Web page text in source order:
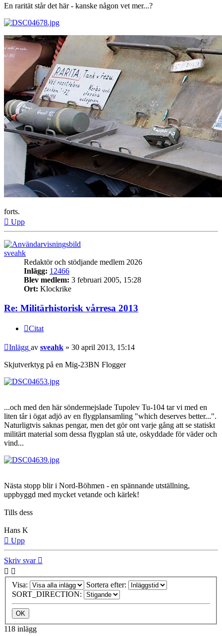
En rarität står det här - kanske någon vet mer...?
forts.
Upp
sveahk
Redaktör och stödjande medlem 2026
Inlägg: 12466
Blev medlem: 3 februari 2005, 15:28
Ort: Klockrike
Re: Militärhistorisk vårresa 2013
Citat
Inlägg av sveahk » 30 april 2013, 15:14
Skjutverktyg på en Mig-23BN Flogger
...och med den här söndermejslade Tupolev Tu-104 tar vi med en
liten tår i ögat adjö av en flygplansamling "which deserves better...".
Naturligtvis saknas pengar, men det gör ont varje gång att se statiskt
militärt material som dessa flygplan stå ute, oskyddade för väder och
vind...
Nästa stopp blir i Nord-Böhmen - en spännande utställning,
uppbyggd med mycket vetande och kärlek!
Tills dess
Hans K
Upp
Skriv svar
Visa:
Sortera efter:
SORT_DIRECTION:
118 inlägg